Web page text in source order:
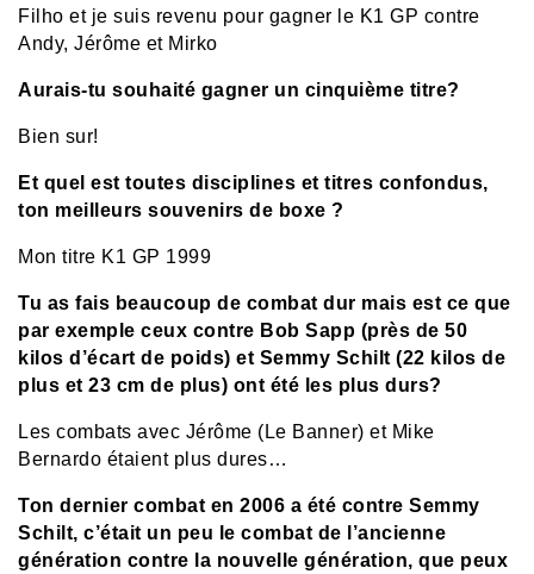
Filho et je suis revenu pour gagner le K1 GP contre
Andy, Jérôme et Mirko
Aurais-tu souhaité gagner un cinquième titre?
Bien sur!
Et quel est toutes disciplines et titres confondus,
ton meilleurs souvenirs de boxe ?
Mon titre K1 GP 1999
Tu as fais beaucoup de combat dur mais est ce que
par exemple ceux contre Bob Sapp (près de 50
kilos d’écart de poids) et Semmy Schilt (22 kilos de
plus et 23 cm de plus) ont été les plus durs?
Les combats avec Jérôme (Le Banner) et Mike
Bernardo étaient plus dures…
Ton dernier combat en 2006 a été contre Semmy
Schilt, c’était un peu le combat de l’ancienne
génération contre la nouvelle génération, que peux